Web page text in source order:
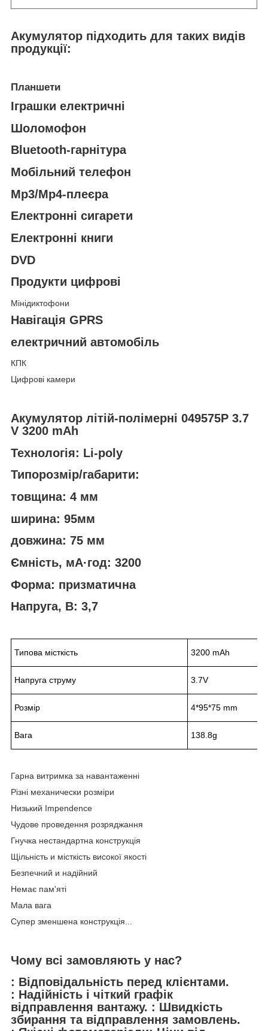
Акумулятор підходить для таких видів
продукції:
Планшети
Іграшки електричні
Шоломофон
Bluetooth-гарнітура
Мобільний телефон
Mp3/Mp4-плеєра
Електронні сигарети
Електронні книги
DVD
Продукти цифрові
Мінідиктофони
Навігація GPRS
електричний автомобіль
КПК
Цифрові камери
Акумулятор літій-полімерні 049575P 3.7
V 3200 mAh
Технологія: Li-poly
Типорозмір/габарити:
товщина: 4 мм
ширина: 95мм
довжина: 75 мм
Ємність, мА·год: 3200
Форма: призматична
Напруга, В: 3,7
Типова місткість 3200 mAh
Напруга струму 3.7V
Розмір 4*95*75 mm
Вага 138.8g
Гарна витримка за навантаженні
Різні механически розміри
Низький Impendence
Чудове проведення розряджання
Гнучка нестандартна конструкція
Щільність и місткість високої якості
Безпечний и надійний
Немає пам'яті
Мала вага
Супер зменшена конструкція...
Чому всі замовляють у нас?
: Відповідальність перед клієнтами.
: Надійність і чіткий графік
відправлення вантажу. : Швидкість
збирання та відправлення замовлень.